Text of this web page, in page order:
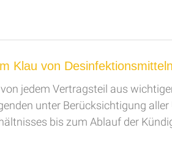
Klau von
jedem Vertragsteil aus
unter Berücksichtigung
bis zum Ablauf der